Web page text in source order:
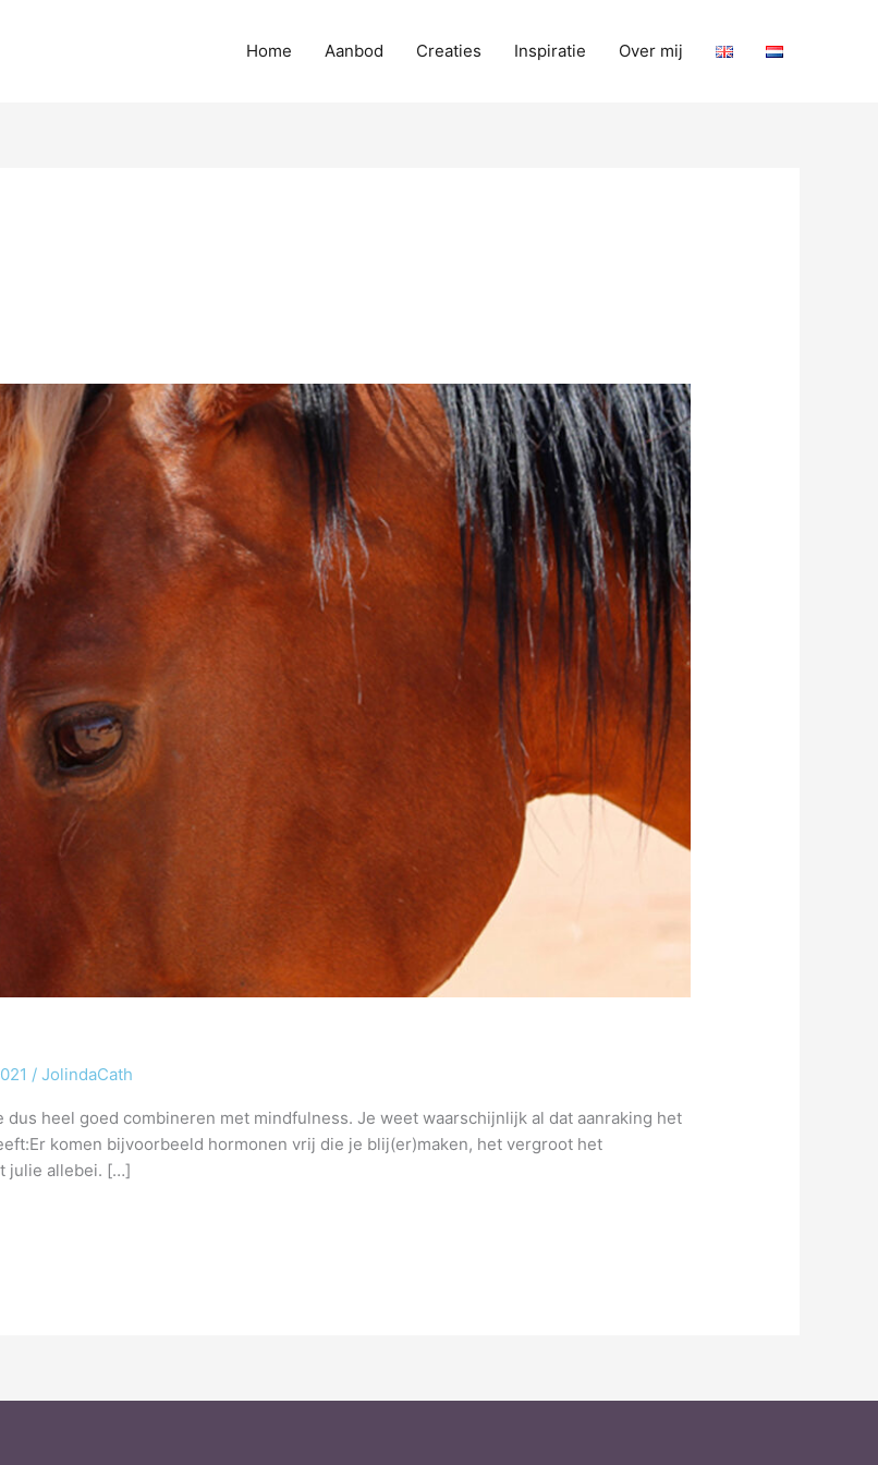
Home Aanbod Creaties Inspiratie Over mij
/JolindaCath
heel goed combineren met mindfulness. Je weet waarschijnlijk al dat aanraking het
komen bijvoorbeeld hormonen vrij die je blij(er)maken, het vergroot het
julie allebei. […]